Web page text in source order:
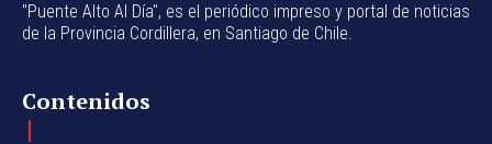
"Puente Alto Al Día", es el periódico impreso y portal de noticias
de la Provincia Cordillera, en Santiago de Chile.
Contenidos